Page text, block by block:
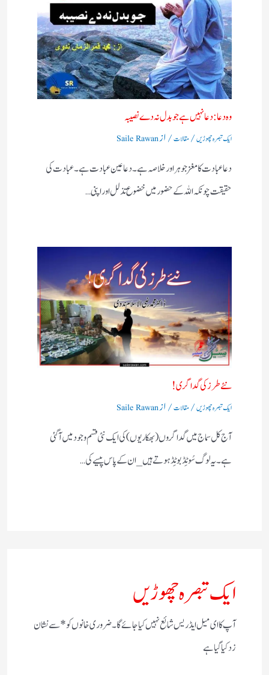
وہ دعا: دعا نہیں ہے جو بدل نہ دے نصیبہ
ایک تبصرہ چھوڑیں/مقالات/ ازSaile Rawan
دعا عبادت کا مغز جوہر اور خلاصہ ہے۔ دعا عین عبادت ہے ۔ عبادت کی
حقیقت چونکہ اللہ کے حضور میں خضوع تذلل اور اپنی…
نئے طرز کی گداگری!
ایک تبصرہ چھوڑیں/مقالات/ ازSaile Rawan
آج کل سماج میں گداگروں (بھکاریوں) کی ایک نئی قسم وجود میں آگئی
ہے۔یہ لوگ سُوٹِڈ بوٹِڈ ہوتے ہیں _ ان کے پاس پیسے کی…
ایک تبصرہ چھوڑیں
آپ کا ای میل ایڈریس شائع نہیں کیا جائے گا۔ضروری خانوں کو*سے نشان
زد کیا گیا ہے